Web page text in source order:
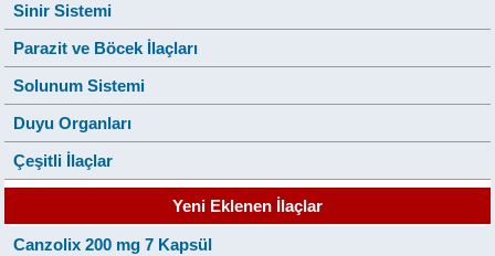
Sinir Sistemi
Parazit ve Böcek İlaçları
Solunum Sistemi
Duyu Organları
Çeşitli İlaçlar
Yeni Eklenen İlaçlar
Canzolix 200 mg 7 Kapsül